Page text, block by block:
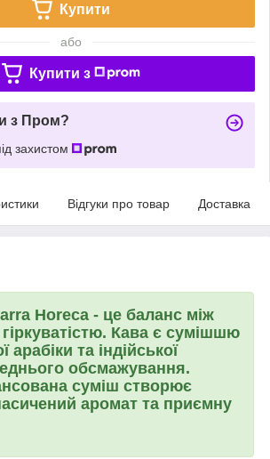
Купити
або
Купити з
з Пром?
захистом
Відгуки про товар Доставка
Horeca - це баланс між
Кава є сумішшю
арабіки та індійської
обсмажування.
суміш створює
аромат та приємну